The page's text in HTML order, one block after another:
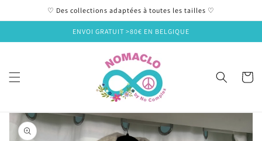
au
♡ Des collections adaptées à toutes les tailles ♡
ENVOI GRATUIT >80€ EN BELGIQUE
Panier
Passer aux
informations
produits